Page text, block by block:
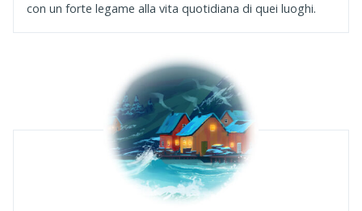
con un forte legame alla vita quotidiana di quei luoghi​.